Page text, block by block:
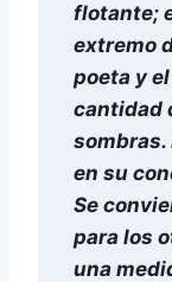
flotante;
extremo
poeta y
cantidad
sombras.
en su
Se
para los
una